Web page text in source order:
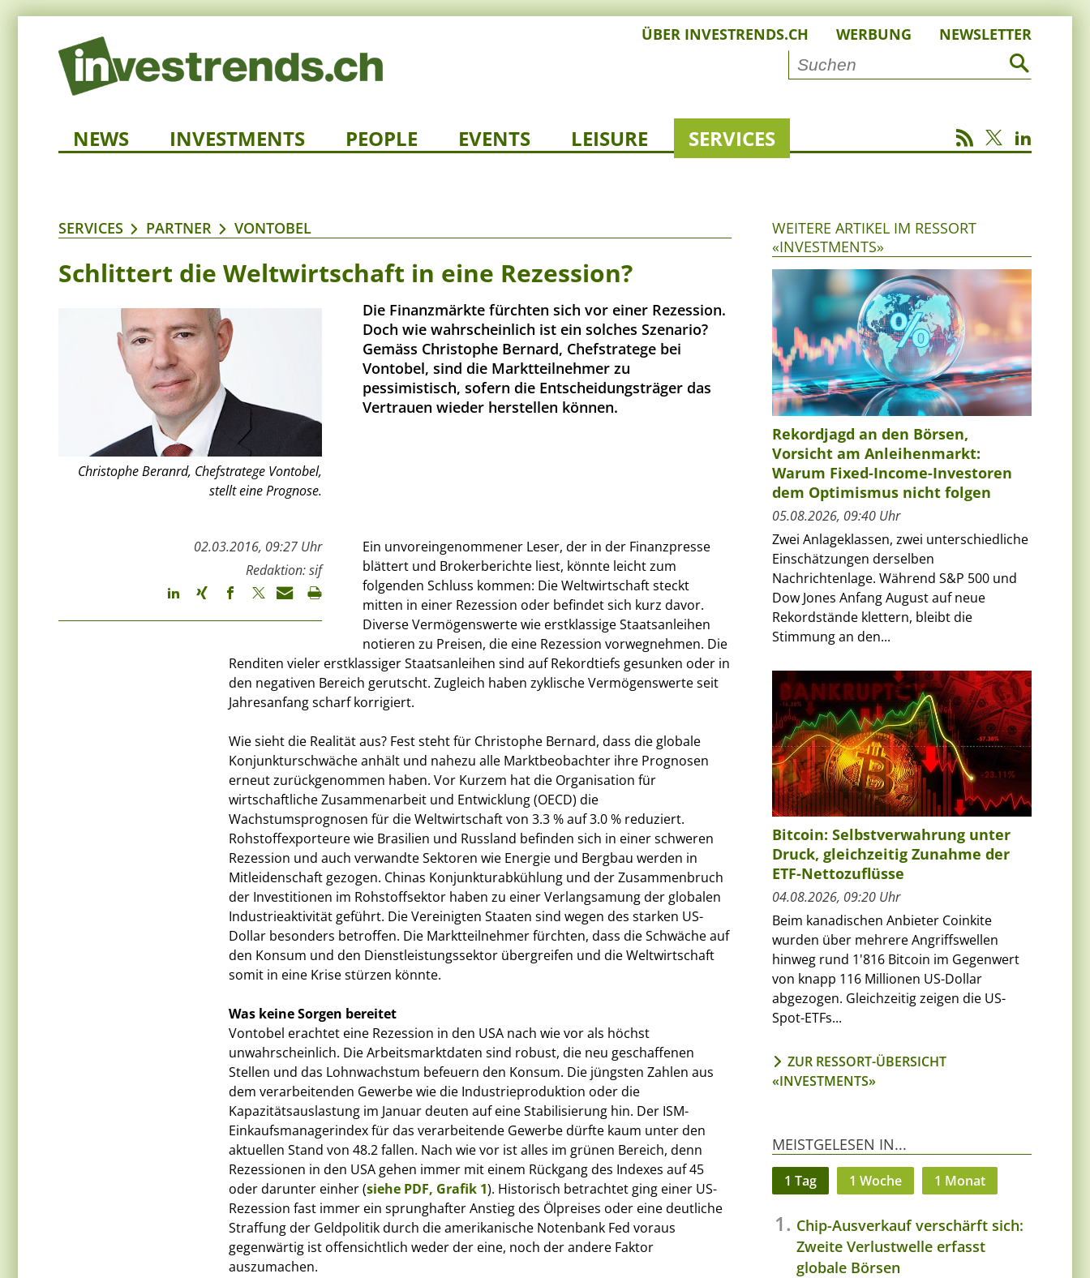
ÜBER INVESTRENDS.CH WERBUNG NEWSLETTER
NEWS INVESTMENTS PEOPLE EVENTS LEISURE SERVICES
SERVICES PARTNER VONTOBEL
Schlittert die Weltwirtschaft in eine Rezession?
Christophe Beranrd, Chefstratege Vontobel,
stellt eine Prognose.
Die Finanzmärkte fürchten sich vor einer Rezession.
Doch wie wahrscheinlich ist ein solches Szenario?
Gemäss Christophe Bernard, Chefstratege bei
Vontobel, sind die Marktteilnehmer zu
pessimistisch, sofern die Entscheidungsträger das
Vertrauen wieder herstellen können.
02.03.2016, 09:27 Uhr
Redaktion: sif
Ein unvoreingenommener Leser, der in der Finanzpresse
blättert und Brokerberichte liest, könnte leicht zum
folgenden Schluss kommen: Die Weltwirtschaft steckt
mitten in einer Rezession oder befindet sich kurz davor.
Diverse Vermögenswerte wie erstklassige Staatsanleihen
notieren zu Preisen, die eine Rezession vorwegnehmen. Die
Renditen vieler erstklassiger Staatsanleihen sind auf Rekordtiefs gesunken oder in
den negativen Bereich gerutscht. Zugleich haben zyklische Vermögenswerte seit
Jahresanfang scharf korrigiert.
Wie sieht die Realität aus? Fest steht für Christophe Bernard, dass die globale
Konjunkturschwäche anhält und nahezu alle Marktbeobachter ihre Prognosen
erneut zurückgenommen haben. Vor Kurzem hat die Organisation für
wirtschaftliche Zusammenarbeit und Entwicklung (OECD) die
Wachstumsprognosen für die Weltwirtschaft von 3.3 % auf 3.0 % reduziert.
Rohstoffexporteure wie Brasilien und Russland befinden sich in einer schweren
Rezession und auch verwandte Sektoren wie Energie und Bergbau werden in
Mitleidenschaft gezogen. Chinas Konjunkturabkühlung und der Zusammenbruch
der Investitionen im Rohstoffsektor haben zu einer Verlangsamung der globalen
Industrieaktivität geführt. Die Vereinigten Staaten sind wegen des starken US-
Dollar besonders betroffen. Die Marktteilnehmer fürchten, dass die Schwäche auf
den Konsum und den Dienstleistungssektor übergreifen und die Weltwirtschaft
somit in eine Krise stürzen könnte.
Was keine Sorgen bereitet
Vontobel erachtet eine Rezession in den USA nach wie vor als höchst
unwahrscheinlich. Die Arbeitsmarktdaten sind robust, die neu geschaffenen
Stellen und das Lohnwachstum befeuern den Konsum. Die jüngsten Zahlen aus
dem verarbeitenden Gewerbe wie die Industrieproduktion oder die
Kapazitätsauslastung im Januar deuten auf eine Stabilisierung hin. Der ISM-
Einkaufsmanagerindex für das verarbeitende Gewerbe dürfte kaum unter den
aktuellen Stand von 48.2 fallen. Nach wie vor ist alles im grünen Bereich, denn
Rezessionen in den USA gehen immer mit einem Rückgang des Indexes auf 45
oder darunter einher (siehe PDF, Grafik 1). Historisch betrachtet ging einer US-
Rezession fast immer ein sprunghafter Anstieg des Ölpreises oder eine deutliche
Straffung der Geldpolitik durch die amerikanische Notenbank Fed voraus
gegenwärtig ist offensichtlich weder der eine, noch der andere Faktor
auszumachen.
WEITERE ARTIKEL IM RESSORT
«INVESTMENTS»
Rekordjagd an den Börsen,
Vorsicht am Anleihenmarkt:
Warum Fixed-Income-Investoren
dem Optimismus nicht folgen
05.08.2026, 09:40 Uhr
Zwei Anlageklassen, zwei unterschiedliche
Einschätzungen derselben
Nachrichtenlage. Während S&P 500 und
Dow Jones Anfang August auf neue
Rekordstände klettern, bleibt die
Stimmung an den...
Bitcoin: Selbstverwahrung unter
Druck, gleichzeitig Zunahme der
ETF-Nettozuflüsse
04.08.2026, 09:20 Uhr
Beim kanadischen Anbieter Coinkite
wurden über mehrere Angriffswellen
hinweg rund 1'816 Bitcoin im Gegenwert
von knapp 116 Millionen US-Dollar
abgezogen. Gleichzeitig zeigen die US-
Spot-ETFs...
ZUR RESSORT-ÜBERSICHT
«INVESTMENTS»
MEISTGELESEN IN...
1 Tag 1 Woche 1 Monat
Chip-Ausverkauf verschärft sich:
Zweite Verlustwelle erfasst
globale Börsen